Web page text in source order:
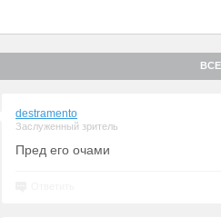
destramento
Заслуженный зритель
Пред его очами